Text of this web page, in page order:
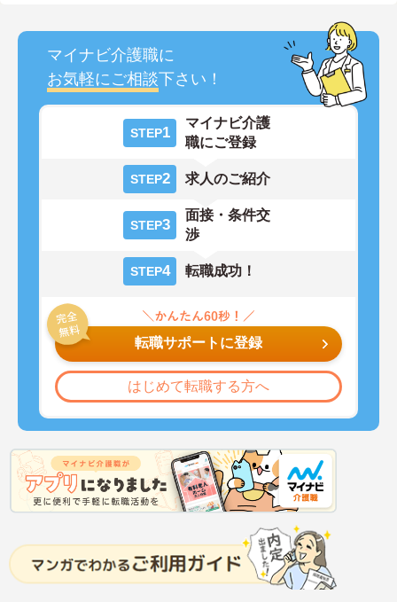
マイナビ介護職に
お気軽にご相談下さい！
STEP1
マイナビ介護
職にご登録
STEP2 求人のご紹介
STEP3
面接・条件交
渉
STEP4 転職成功！
転職サポートに登録
はじめて転職する方へ